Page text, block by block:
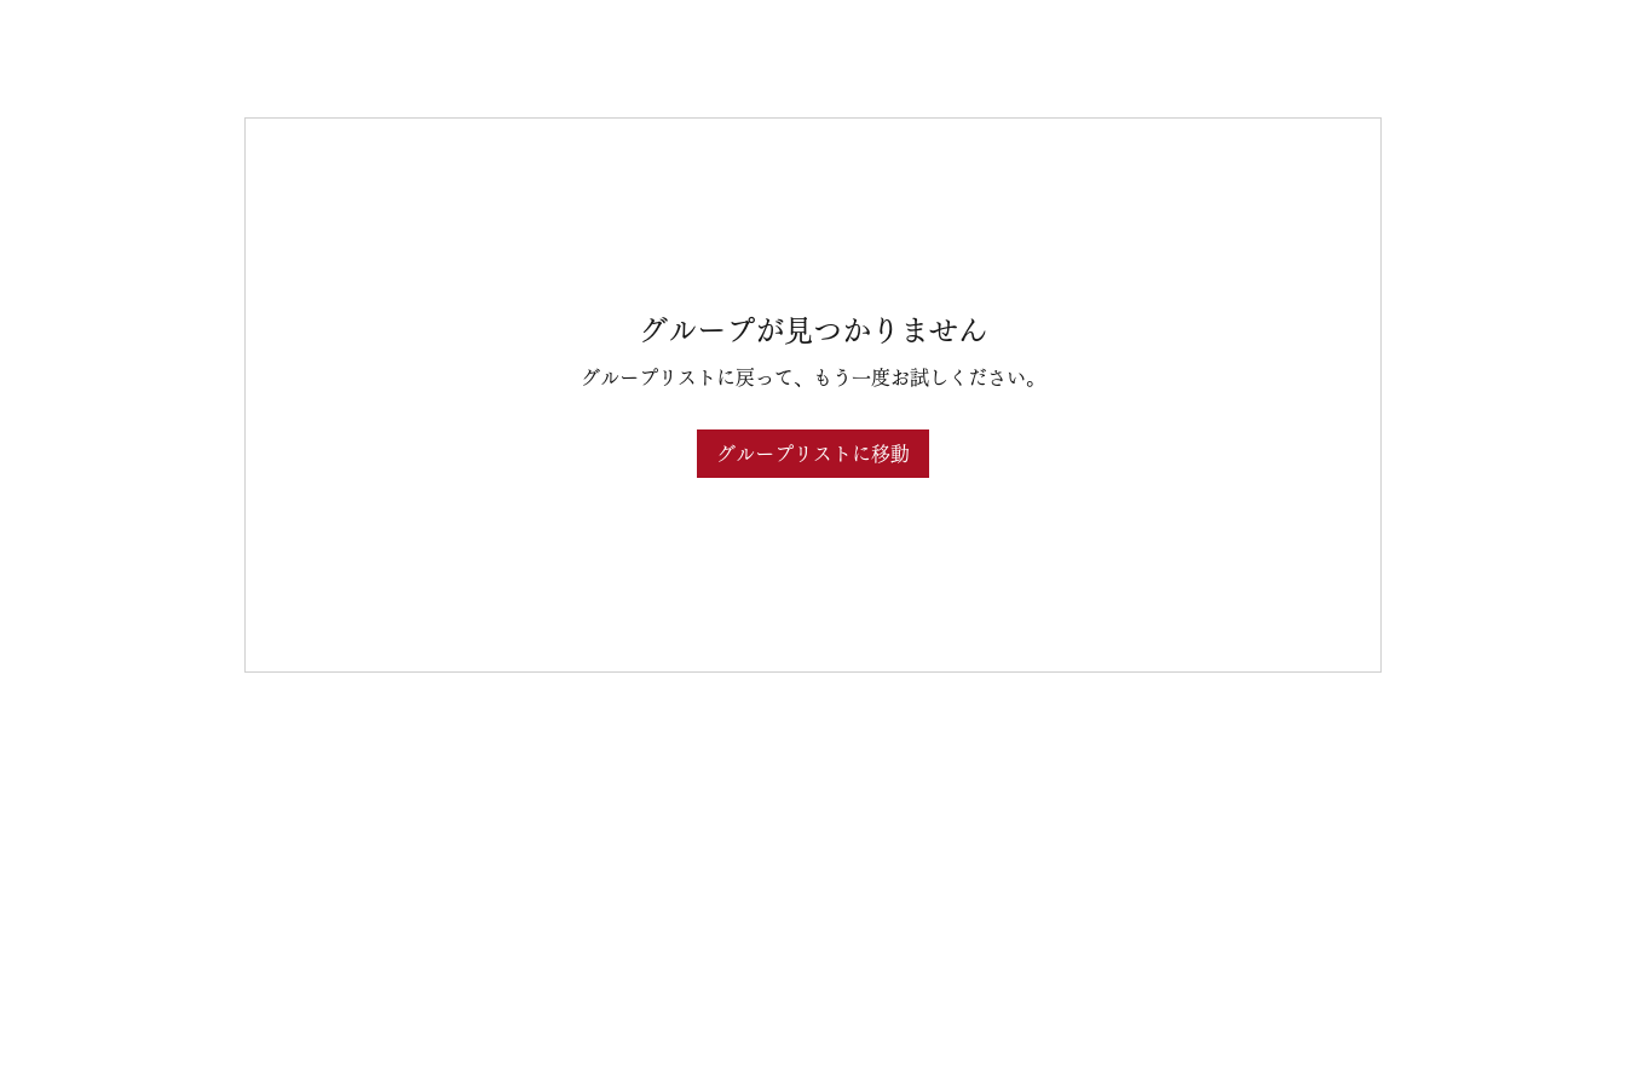
グループが見つかりません
グループリストに戻って、もう一度お試しください。
グループリストに移動